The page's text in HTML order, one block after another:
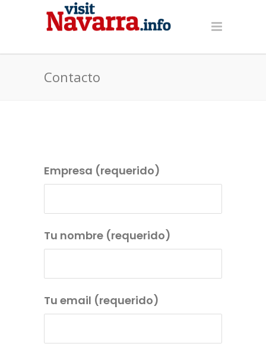
Contacto
Empresa (requerido)
Tu nombre (requerido)
Tu email (requerido)